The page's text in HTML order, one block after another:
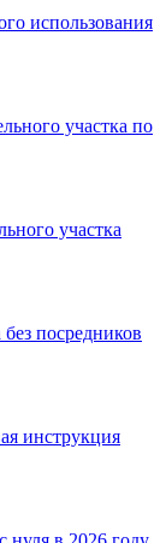
использования
участка по
участка
посредников
инструкция